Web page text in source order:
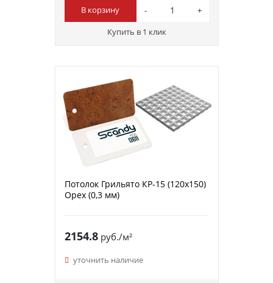
В корзину
Купить в 1 клик
Потолок Грильято КР-15 (120х150)
Орех (0,3 мм)
2154.8руб./м²
уточнить наличие